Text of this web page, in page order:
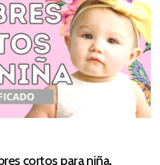
cortos para niña.